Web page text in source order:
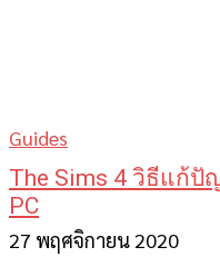
Guides
The Sims 4 วิธีแก้ปั
PC
27 พฤศจิกายน 2020